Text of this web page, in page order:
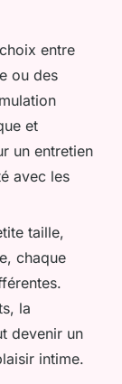
entre
ou des
et
un entretien
avec les
taille,
chaque
la
devenir un
intime.